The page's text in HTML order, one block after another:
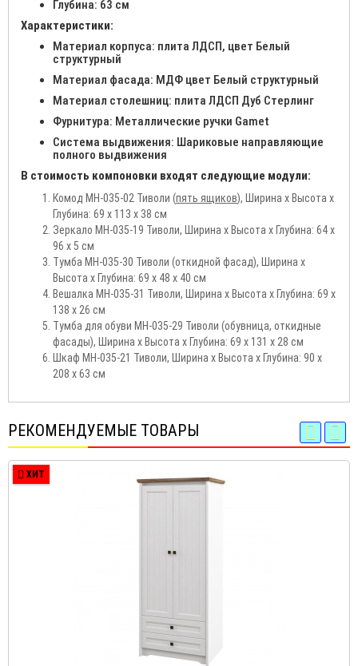
Глубина: 63 см
Характеристики:
Материал корпуса: плита ЛДСП, цвет Белый
структурный
Материал фасада: МДФ цвет Белый структурный
Материал столешниц: плита ЛДСП Дуб Стерлинг
Фурнитура: Металлические ручки Gamet
Система выдвижения: Шариковые направляющие
полного выдвижения
В стоимость компоновки входят следующие модули:
Комод МН-035-02 Тиволи (пять ящиков), Ширина х Высота х
Глубина: 69 х 113 х 38 см
Зеркало МН-035-19 Тиволи, Ширина х Высота х Глубина: 64 х
96 х 5 см
Тумба МН-035-30 Тиволи (откидной фасад), Ширина х
Высота х Глубина: 69 х 48 х 40 см
Вешалка МН-035-31 Тиволи, Ширина х Высота х Глубина: 69 х
138 х 26 см
Тумба для обуви МН-035-29 Тиволи (обувница, откидные
фасады), Ширина х Высота х Глубина: 69 х 131 х 28 см
Шкаф МН-035-21 Тиволи, Ширина х Высота х Глубина: 90 х
208 х 63 см
РЕКОМЕНДУЕМЫЕ ТОВАРЫ
ХИТ